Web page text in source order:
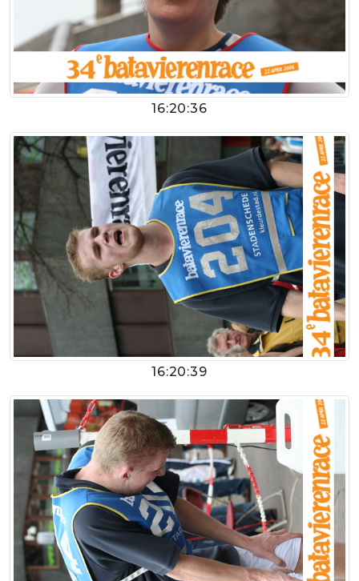
16:20:36
16:20:39